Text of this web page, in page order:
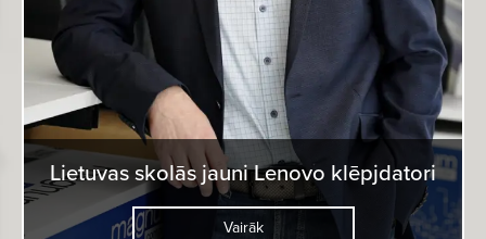
Lietuvas skolās jauni Lenovo klēpjdatori
Vairāk